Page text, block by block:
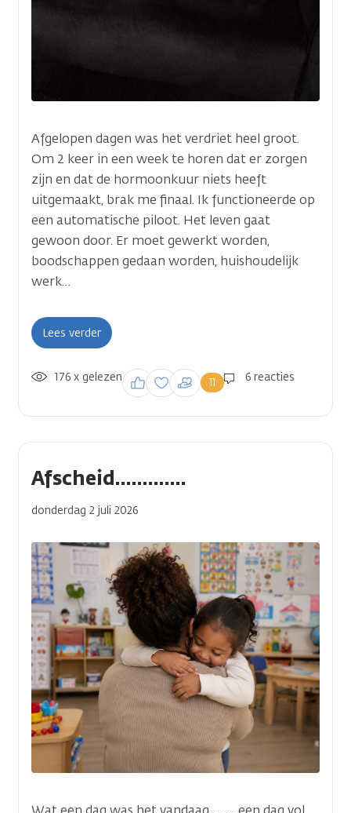
Afgelopen dagen was het verdriet heel groot.
Om 2 keer in een week te horen dat er zorgen
zijn en dat de hormoonkuur niets heeft
uitgemaakt, brak me finaal. Ik functioneerde op
een automatische piloot. Het leven gaat
gewoon door. Er moet gewerkt worden,
boodschappen gedaan worden, huishoudelijk
werk…
Lees verder
6 reacties
11
Inloggen om een
reactie te plaatsen
176 x gelezen
Afscheid.............
donderdag 2 juli 2026
Deel je verhaal